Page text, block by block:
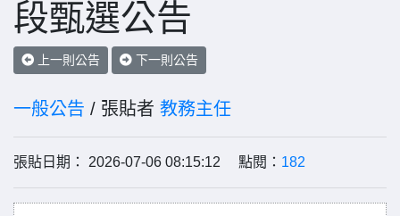
段甄選公告
上一則公告 下一則公告
一般公告 / 張貼者 教務主任
張貼日期： 2026-07-06 08:15:12 點閱： 182